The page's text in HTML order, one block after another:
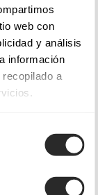
web con
y análisis
información
a